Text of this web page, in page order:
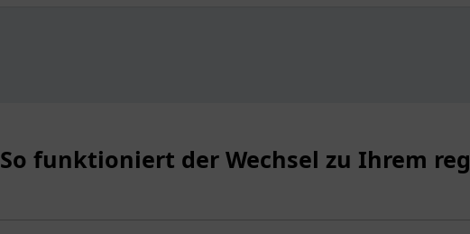
So funktioniert der Wechsel zu Ihrem